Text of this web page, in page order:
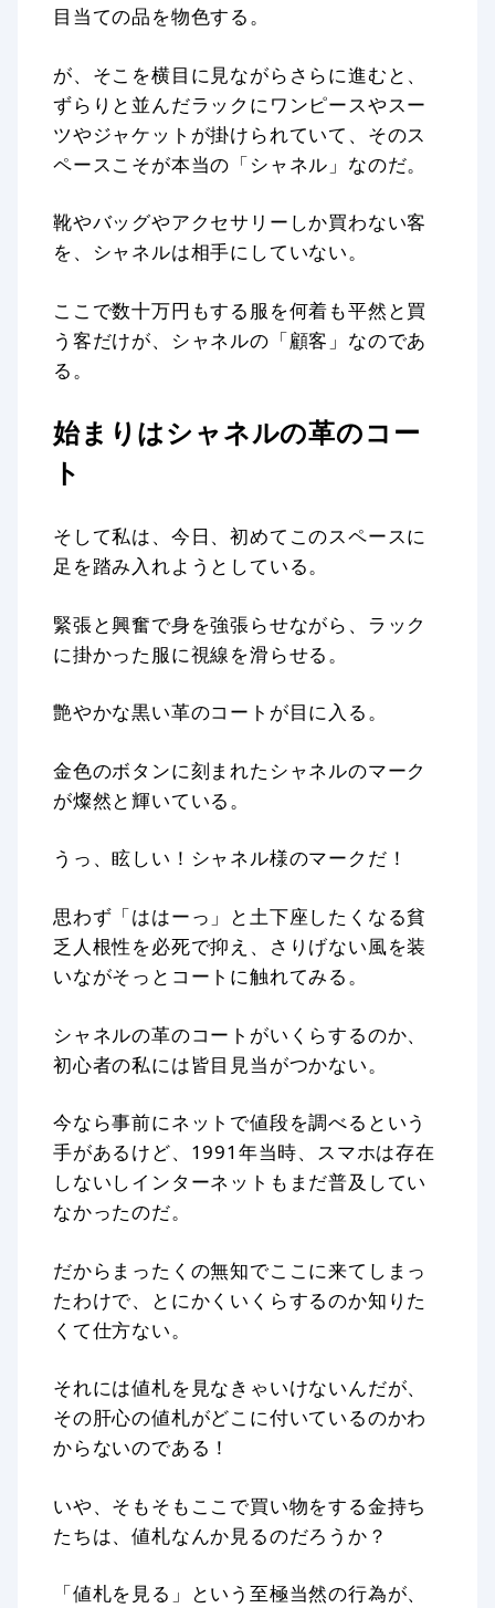
目当ての品を物色する。
が、そこを横目に見ながらさらに進むと、
ずらりと並んだラックにワンピースやスー
ツやジャケットが掛けられていて、そのス
ペースこそが本当の「シャネル」なのだ。
靴やバッグやアクセサリーしか買わない客
を、シャネルは相手にしていない。
ここで数十万円もする服を何着も平然と買
う客だけが、シャネルの「顧客」なのであ
る。
始まりはシャネルの革のコー
ト
そして私は、今日、初めてこのスペースに
足を踏み入れようとしている。
緊張と興奮で身を強張らせながら、ラック
に掛かった服に視線を滑らせる。
艶やかな黒い革のコートが目に入る。
金色のボタンに刻まれたシャネルのマーク
が燦然と輝いている。
うっ、眩しい！シャネル様のマークだ！
思わず「ははーっ」と土下座したくなる貧
乏人根性を必死で抑え、さりげない風を装
いながそっとコートに触れてみる。
シャネルの革のコートがいくらするのか、
初心者の私には皆目見当がつかない。
今なら事前にネットで値段を調べるという
手があるけど、1991年当時、スマホは存在
しないしインターネットもまだ普及してい
なかったのだ。
だからまったくの無知でここに来てしまっ
たわけで、とにかくいくらするのか知りた
くて仕方ない。
それには値札を見なきゃいけないんだが、
その肝心の値札がどこに付いているのかわ
からないのである！
いや、そもそもここで買い物をする金持ち
たちは、値札なんか見るのだろうか？
「値札を見る」という至極当然の行為が、